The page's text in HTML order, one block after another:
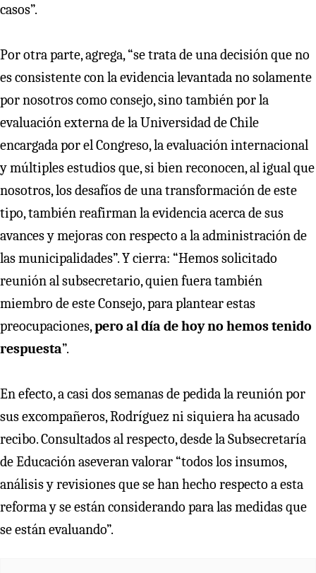
casos”.
Por otra parte, agrega, “se trata de una decisión que no
es consistente con la evidencia levantada no solamente
por nosotros como consejo, sino también por la
evaluación externa de la Universidad de Chile
encargada por el Congreso, la evaluación internacional
y múltiples estudios que, si bien reconocen, al igual que
nosotros, los desafíos de una transformación de este
tipo, también reafirman la evidencia acerca de sus
avances y mejoras con respecto a la administración de
las municipalidades”. Y cierra: “Hemos solicitado
reunión al subsecretario, quien fuera también
miembro de este Consejo, para plantear estas
preocupaciones,pero al día de hoy no hemos tenido
respuesta”.
En efecto, a casi dos semanas de pedida la reunión por
sus excompañeros, Rodríguez ni siquiera ha acusado
recibo. Consultados al respecto, desde la Subsecretaría
de Educación aseveran valorar “todos los insumos,
análisis y revisiones que se han hecho respecto a esta
reforma y se están considerando para las medidas que
se están evaluando”.